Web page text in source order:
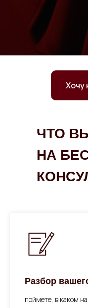
Хочу
ЧТО
НА
Разбор
поймете, в каком
Записаться на
вами.